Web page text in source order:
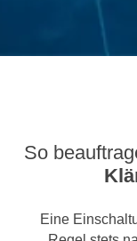
So
Eine